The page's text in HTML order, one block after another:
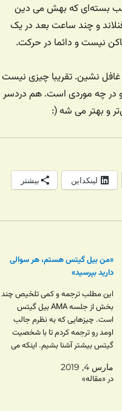
بسته‌ای که بهش می دین
و چند ساعت بعد در یک
نیست و دائما در حرکت.
نشین. تقریبا چیزی نیست
در چه موردی است. هم دردسر
و بهتر می شه (:
لینکداین بیشتر
«من بیل گیتس هستم، هر سوالی
دارید بپرسید»
این مطلب ترجمه و کمی تلخیص چند
بخش از جلسه AMA بیل گیتس
است. چیزهایی که به نظرم جالب
اومد رو ترجمه کردم تا با شخصیت
گیتس بیشتر آشنا بشیم. اینکه می
هستن معنی اش این نیست که بیل
گیتس که قدیم ها مدیر عاملش…
مارس 4, 2019
در «مقاله»